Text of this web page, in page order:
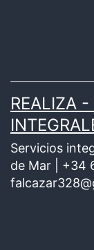
REALIZA -
Servicios
de Mar | +34